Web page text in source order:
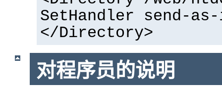
SetHandler send-
</Directory>
对程序员的说明